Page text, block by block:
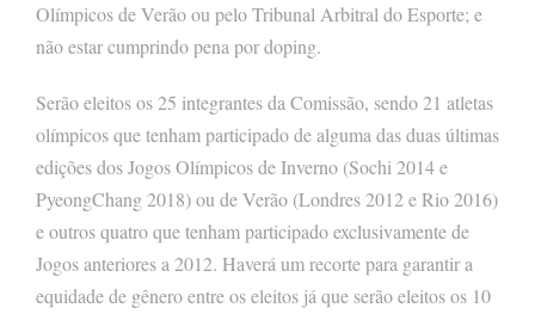
Olímpicos de Verão ou pelo Tribunal Arbitral do Esporte; e
não estar cumprindo pena por doping.
Serão eleitos os 25 integrantes da Comissão, sendo 21 atletas
olímpicos que tenham participado de alguma das duas últimas
edições dos Jogos Olímpicos de Inverno (Sochi 2014 e
PyeongChang 2018) ou de Verão (Londres 2012 e Rio 2016)
e outros quatro que tenham participado exclusivamente de
Jogos anteriores a 2012. Haverá um recorte para garantir a
equidade de gênero entre os eleitos já que serão eleitos os 10